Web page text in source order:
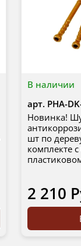
В наличии
арт. PHA-
Новинка!
шт по
комплекте
2 210